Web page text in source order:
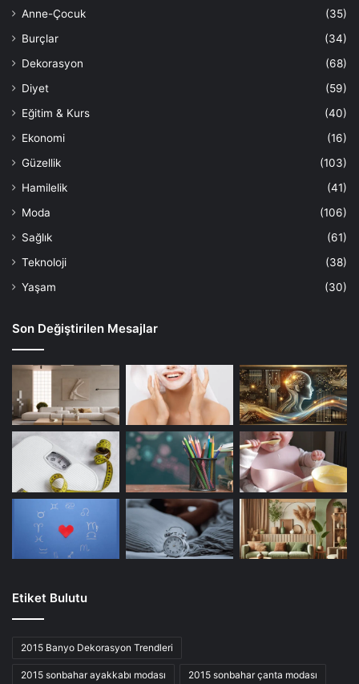
Anne-Çocuk
(35)
Burçlar
(34)
Dekorasyon
(68)
Diyet
(59)
Eğitim & Kurs
(40)
Ekonomi
(16)
Güzellik
(103)
Hamilelik
(41)
Moda
(106)
Sağlık
(61)
Teknoloji
(38)
Yaşam
(30)
Son Değiştirilen Mesajlar
Etiket Bulutu
2015 Banyo Dekorasyon Trendleri
2015 sonbahar ayakkabı modası 2015 sonbahar çanta modası